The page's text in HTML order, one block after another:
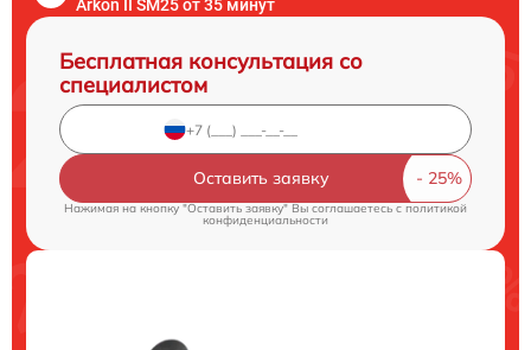
Arkon II SM25 от 35 минут
Бесплатная консультация со
специалистом
Оставить заявку
Нажимая на кнопку "Оставить заявку" Вы соглашаетесь c политикой
конфиденциальности